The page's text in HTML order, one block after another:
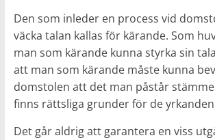
Den som inleder en process vid
väcka talan kallas för kärande. Som
man som kärande kunna styrka sin
att man som kärande måste kunna
domstolen att det man påstår
finns rättsliga grunder för de
Det går aldrig att garantera en viss